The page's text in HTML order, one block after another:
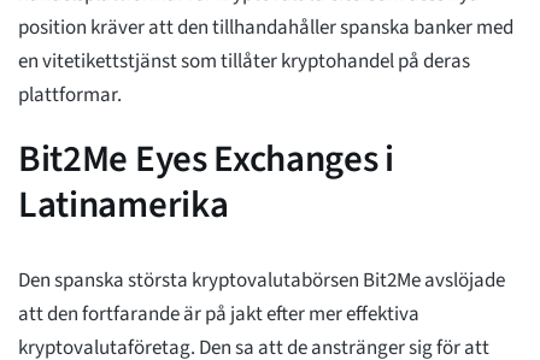
position kräver att den tillhandahåller spanska banker med
en vitetikettstjänst som tillåter kryptohandel på deras
plattformar.
Bit2Me Eyes Exchanges i
Latinamerika
Den spanska största kryptovalutabörsen Bit2Me avslöjade
att den fortfarande är på jakt efter mer effektiva
kryptovalutaföretag. Den sa att de anstränger sig för att